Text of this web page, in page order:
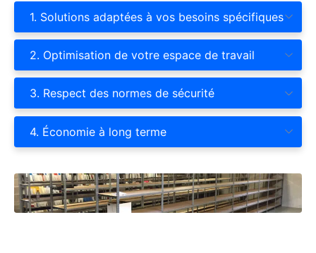
1. Solutions adaptées à vos besoins spécifiques
2. Optimisation de votre espace de travail
3. Respect des normes de sécurité
4. Économie à long terme